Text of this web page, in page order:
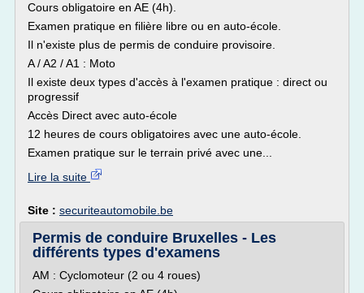
Cours obligatoire en AE (4h).
Examen pratique en filière libre ou en auto-école.
Il n'existe plus de permis de conduire provisoire.
A / A2 / A1 : Moto
Il existe deux types d'accès à l'examen pratique : direct ou
progressif
Accès Direct avec auto-école
12 heures de cours obligatoires avec une auto-école.
Examen pratique sur le terrain privé avec une...
Lire la suite
Site : securiteautomobile.be
Permis de conduire Bruxelles - Les
différents types d'examens
AM : Cyclomoteur (2 ou 4 roues)